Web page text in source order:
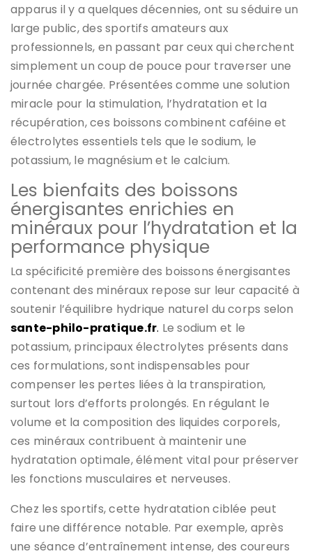
apparus il y a quelques décennies, ont su séduire un
large public, des sportifs amateurs aux
professionnels, en passant par ceux qui cherchent
simplement un coup de pouce pour traverser une
journée chargée. Présentées comme une solution
miracle pour la stimulation, l’hydratation et la
récupération, ces boissons combinent caféine et
électrolytes essentiels tels que le sodium, le
potassium, le magnésium et le calcium.
Les bienfaits des boissons
énergisantes enrichies en
minéraux pour l’hydratation et la
performance physique
La spécificité première des boissons énergisantes
contenant des minéraux repose sur leur capacité à
soutenir l’équilibre hydrique naturel du corps selon
sante-philo-pratique.fr. Le sodium et le
potassium, principaux électrolytes présents dans
ces formulations, sont indispensables pour
compenser les pertes liées à la transpiration,
surtout lors d’efforts prolongés. En régulant le
volume et la composition des liquides corporels,
ces minéraux contribuent à maintenir une
hydratation optimale, élément vital pour préserver
les fonctions musculaires et nerveuses.
Chez les sportifs, cette hydratation ciblée peut
faire une différence notable. Par exemple, après
une séance d’entraînement intense, des coureurs